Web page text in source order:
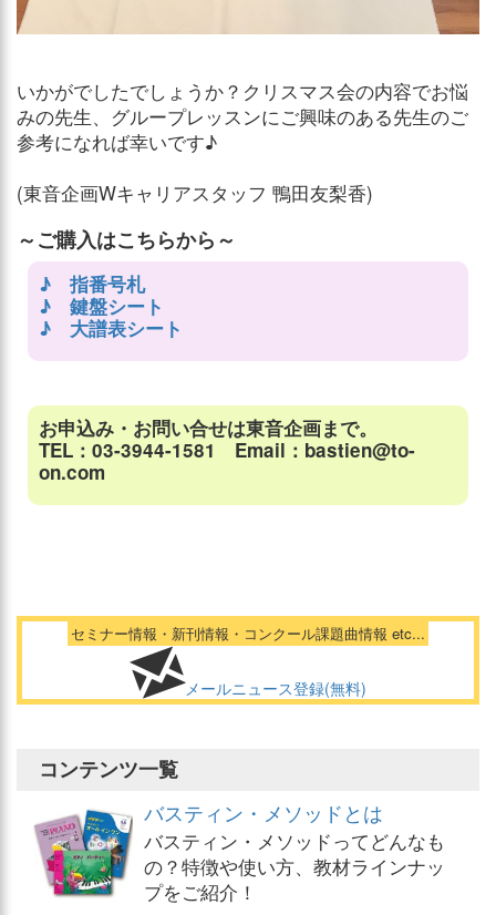
いかがでしたでしょうか？クリスマス会の内容でお悩
みの先生、グループレッスンにご興味のある先生のご
参考になれば幸いです♪
(東音企画Wキャリアスタッフ 鴨田友梨香)
～ご購入はこちらから～
♪ 指番号札
♪ 鍵盤シート
♪ 大譜表シート
お申込み・お問い合せは東音企画まで。
TEL：03-3944-1581 Email：bastien@to-
on.com
セミナー情報・新刊情報・コンクール課題曲情報 etc...
メールニュース登録(無料)
コンテンツ一覧
バスティン・メソッドとは
バスティン・メソッドってどんなも
の？特徴や使い方、教材ラインナッ
プをご紹介！